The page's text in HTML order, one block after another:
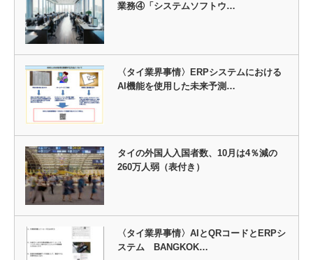
業務④「システムソフトウ…
〈タイ業界事情〉ERPシステムにおける
AI機能を使用した未来予測…
タイの外国人入国者数、10月は4％減の
260万人弱（表付き）
〈タイ業界事情〉AIとQRコードとERPシ
ステム BANGKOK…